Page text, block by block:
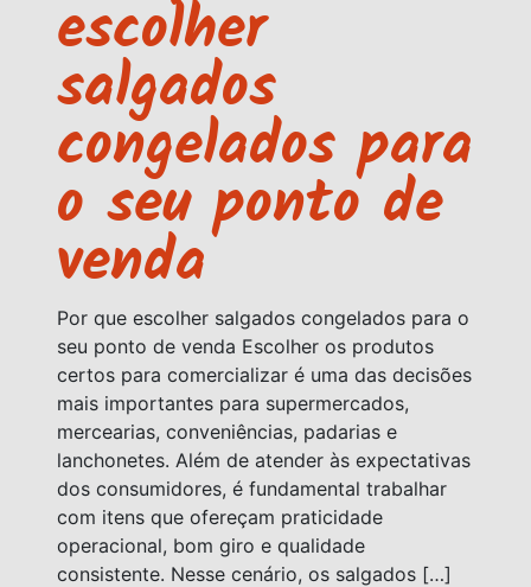
escolher
salgados
congelados para
o seu ponto de
venda
Por que escolher salgados congelados para o
seu ponto de venda Escolher os produtos
certos para comercializar é uma das decisões
mais importantes para supermercados,
mercearias, conveniências, padarias e
lanchonetes. Além de atender às expectativas
dos consumidores, é fundamental trabalhar
com itens que ofereçam praticidade
operacional, bom giro e qualidade
consistente. Nesse cenário, os salgados […]